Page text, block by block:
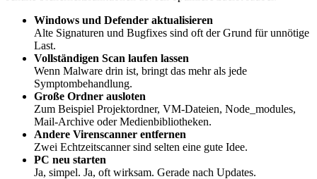
Windows und Defender aktualisieren
Alte Signaturen und Bugfixes sind oft der Grund für unnötige
Last.
Vollständigen Scan laufen lassen
Wenn Malware drin ist, bringt das mehr als jede
Symptombehandlung.
Große Ordner ausloten
Zum Beispiel Projektordner, VM-Dateien, Node_modules,
Mail-Archive oder Medienbibliotheken.
Andere Virenscanner entfernen
Zwei Echtzeitscanner sind selten eine gute Idee.
PC neu starten
Ja, simpel. Ja, oft wirksam. Gerade nach Updates.